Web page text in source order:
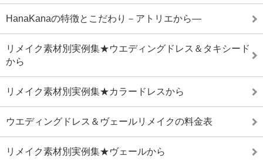
HanaKanaの特徴とこだわり－アトリエから―
リメイク素材別実例集★ウエディングドレス＆タキシード
から
リメイク素材別実例集★カラードレスから
ウエディングドレス＆ヴェールリメイクの料金表
リメイク素材別実例集★ヴェールから